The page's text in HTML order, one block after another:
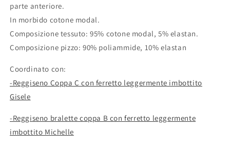
parte anteriore.
In morbido cotone modal.
Composizione tessuto: 95% cotone modal, 5% elastan.
Composizione pizzo: 90% poliammide, 10% elastan
Coordinato con:
-Reggiseno Coppa C con ferretto leggermente imbottito
Gisele
-Reggiseno bralette coppa B con ferretto leggermente
imbottito Michelle